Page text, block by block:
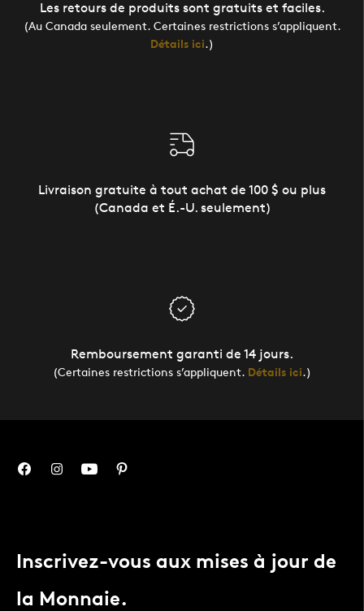
Les retours de produits sont gratuits et faciles.
(Au Canada seulement. Certaines restrictions s’appliquent.
Détails ici.)
Livraison gratuite à tout achat de 100 $ ou plus
(Canada et É.-U. seulement)
Remboursement garanti de 14 jours.
(Certaines restrictions s’appliquent. Détails ici.)
Inscrivez-vous aux mises à jour de
la Monnaie.